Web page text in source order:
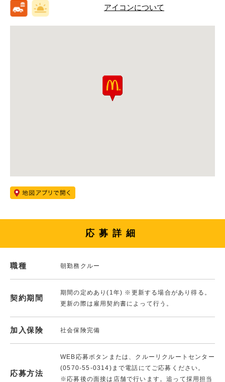
アイコンについて
応募詳細
職種 朝勤務クルー
契約期間
期間の定めあり(1年) ※更新する場合があり得る。
更新の際は雇用契約書によって行う。
加入保険 社会保険完備
応募方法
WEB応募ボタンまたは、クルーリクルートセンター
(0570-55-0314)まで電話にてご応募ください。
※応募後の面接は店舗で行います。追って採用担当